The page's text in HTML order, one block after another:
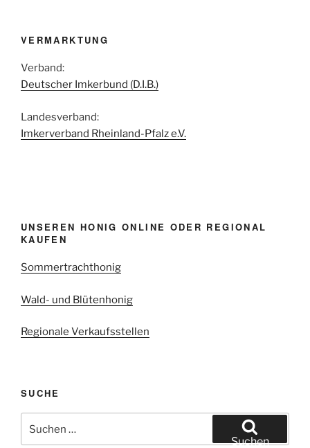
VERMARKTUNG
Verband:
Deutscher Imkerbund (D.I.B.)
Landesverband:
Imkerverband Rheinland-Pfalz e.V.
UNSEREN HONIG ONLINE ODER REGIONAL
KAUFEN
Sommertrachthonig
Wald- und Blütenhonig
Regionale Verkaufsstellen
SUCHE
Suchen
nach:
Suchen